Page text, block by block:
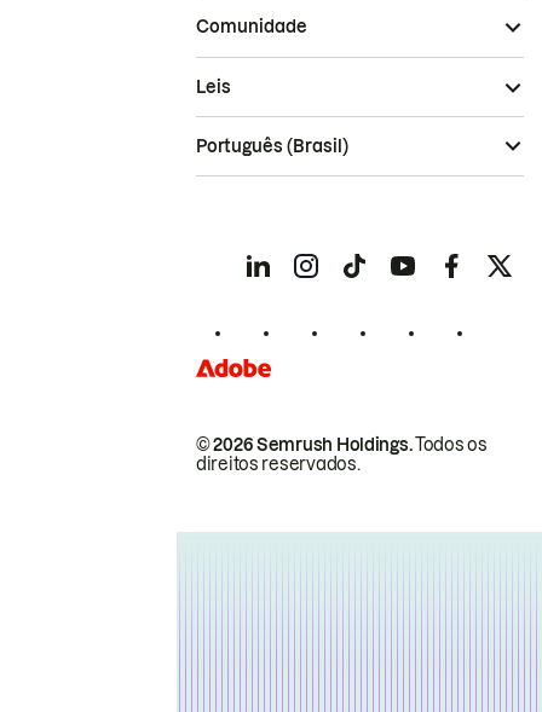
Comunidade
© 2026 Semrush Holdings.Todos os
direitos reservados.
Leis
Português (Brasil)